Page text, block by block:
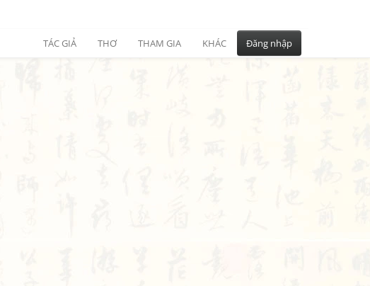
TÁC GIẢ THƠ THAM GIA KHÁC Đăng nhập